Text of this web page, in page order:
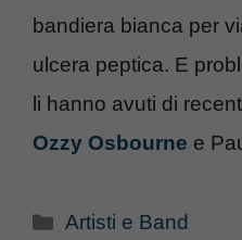
bandiera bianca per
ulcera peptica. E
li hanno avuti di
Ozzy Osbourne e
Categorie
Artisti e Band